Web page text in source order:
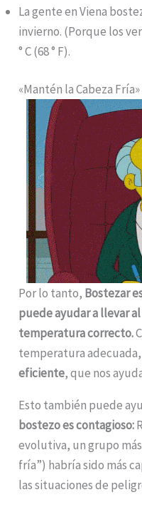
La gente en Viena
invierno. (Porque los
° C (68 ° F).
«Mantén la Cabeza Fría»
Por lo tanto, Bostezar
puede ayudar a llevar
temperatura correcto.
temperatura
eficiente, que nos
Esto también puede
bostezo es contagioso:
evolutiva, un grupo
fría”) habría sido más
las situaciones de